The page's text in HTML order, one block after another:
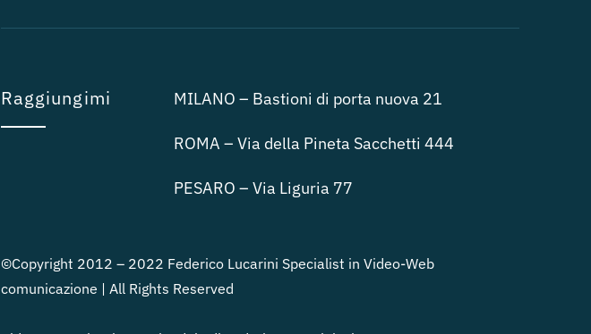
Raggiungimi MILANO – Bastioni di porta nuova 21
ROMA – Via della Pineta Sacchetti 444
PESARO – Via Liguria 77
©Copyright 2012 – 2022 Federico Lucarini Specialist in Video-Web
comunicazione | All Rights Reserved